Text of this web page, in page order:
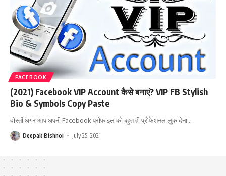
FACEBOOK
(2021) Facebook VIP Account कैसे बनाएं? VIP FB Stylish
Bio & Symbols Copy Paste
दोस्तों अगर आप अपनी Facebook प्रोफाइल को बहुत ही प्रोफेशनल लुक देना…
Deepak Bishnoi July 25, 2021